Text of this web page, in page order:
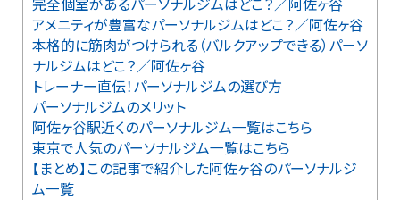
アメニティが豊富なパーソナルジムはどこ？／阿佐ヶ谷
本格的に筋肉がつけられる（バルクアップできる）パーソ
ナルジムはどこ？／阿佐ヶ谷
トレーナー直伝！パーソナルジムの選び方
パーソナルジムのメリット
阿佐ヶ谷駅近くのパーソナルジム一覧はこちら
東京で人気のパーソナルジム一覧はこちら
【まとめ】この記事で紹介した阿佐ヶ谷のパーソナルジ
ム一覧